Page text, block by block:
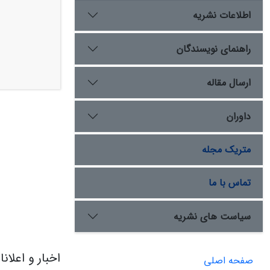
اطلاعات نشریه
راهنمای نویسندگان
ارسال مقاله
داوران
متریک مجله
تماس با ما
سیاست های نشریه
صفحه اصلی اخبار و